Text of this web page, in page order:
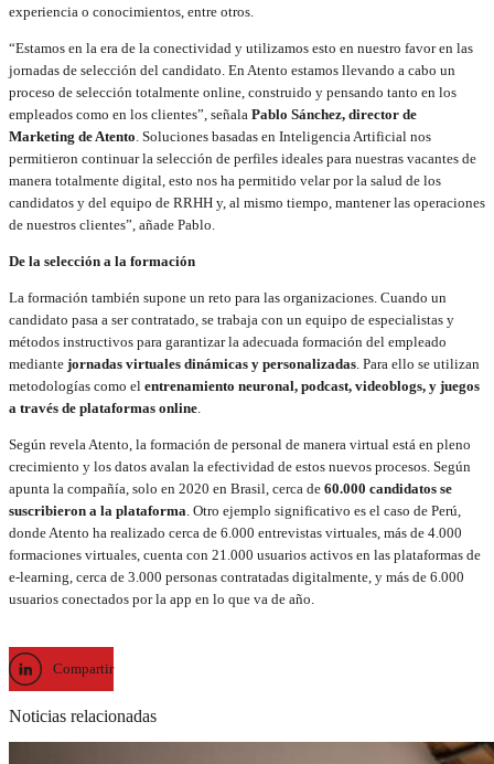
experiencia o conocimientos, entre otros.
“Estamos en la era de la conectividad y utilizamos esto en nuestro favor en las
jornadas de selección del candidato. En Atento estamos llevando a cabo un
proceso de selección totalmente online, construido y pensando tanto en los
empleados como en los clientes”, señala Pablo Sánchez, director de
Marketing de Atento. Soluciones basadas en Inteligencia Artificial nos
permitieron continuar la selección de perfiles ideales para nuestras vacantes de
manera totalmente digital, esto nos ha permitido velar por la salud de los
candidatos y del equipo de RRHH y, al mismo tiempo, mantener las operaciones
de nuestros clientes”, añade Pablo.
De la selección a la formación
La formación también supone un reto para las organizaciones. Cuando un
candidato pasa a ser contratado, se trabaja con un equipo de especialistas y
métodos instructivos para garantizar la adecuada formación del empleado
mediante jornadas virtuales dinámicas y personalizadas . Para ello se utilizan
metodologías como el entrenamiento neuronal, podcast, videoblogs, y juegos
a través de plataformas online
Según revela Atento, la formación de personal de manera virtual está en pleno
crecimiento y los datos avalan la efectividad de estos nuevos procesos. Según
apunta la compañía, solo en 2020 en Brasil, cerca de 60.000 candidatos se
suscribieron a la plataforma . Otro ejemplo significativo es el caso de Perú,
donde Atento ha realizado cerca de 6.000 entrevistas virtuales, más de 4.000
formaciones virtuales, cuenta con 21.000 usuarios activos en las plataformas de
e-learning, cerca de 3.000 personas contratadas digitalmente, y más de 6.000
usuarios conectados por la app en lo que va de año.
Compartir
Noticias relacionadas